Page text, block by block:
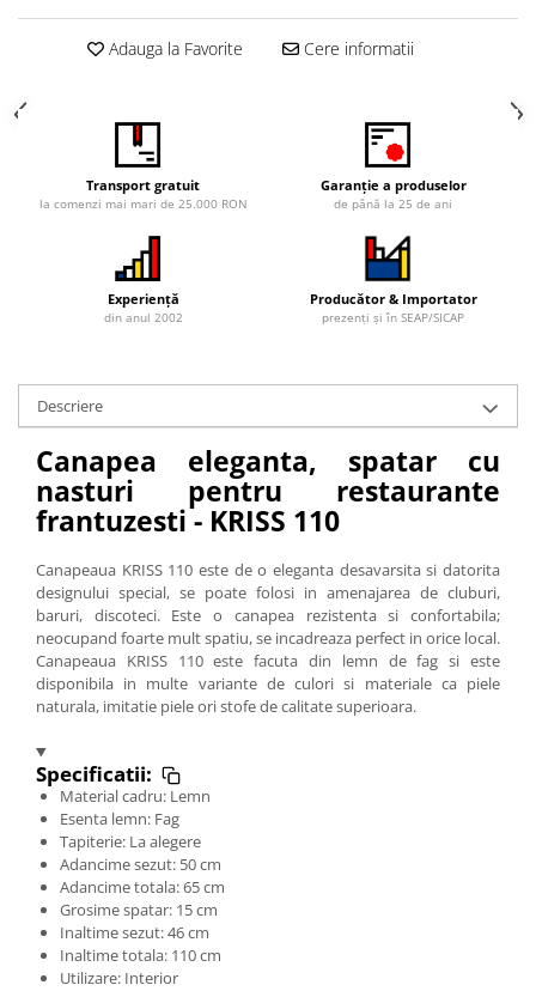
Adauga la Favorite Cere informatii
Transport gratuit
la comenzi mai mari de 25.000 RON
Garanție a produselor
de până la 25 de ani
Experiență
din anul 2002
Producător & Importator
prezenți și în SEAP/SICAP
Descriere
Canapea eleganta, spatar cu
nasturi pentru restaurante
frantuzesti - KRISS 110
Canapeaua KRISS 110 este de o eleganta desavarsita si datorita
designului special, se poate folosi in amenajarea de cluburi,
baruri, discoteci. Este o canapea rezistenta si confortabila;
neocupand foarte mult spatiu, se incadreaza perfect in orice local.
Canapeaua KRISS 110 este facuta din lemn de fag si este
disponibila in multe variante de culori si materiale ca piele
naturala, imitatie piele ori stofe de calitate superioara.
Specificatii:
Material cadru: Lemn
Esenta lemn: Fag
Tapiterie: La alegere
Adancime sezut: 50 cm
Adancime totala: 65 cm
Grosime spatar: 15 cm
Inaltime sezut: 46 cm
Inaltime totala: 110 cm
Utilizare: Interior